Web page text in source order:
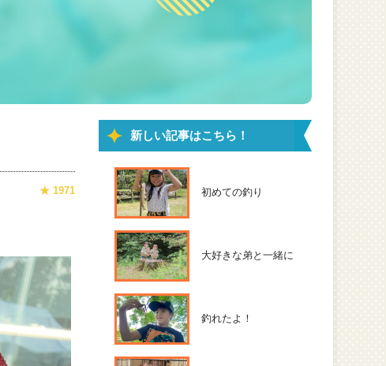
★ 1971
新しい記事はこちら！
初めての釣り
大好きな弟と一緒に
釣れたよ！